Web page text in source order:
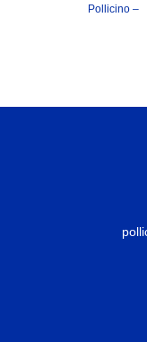
Pollicino –